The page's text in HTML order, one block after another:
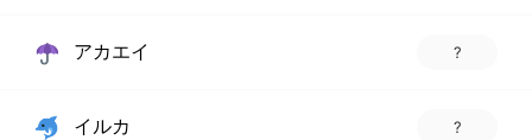
アカエイ ?
イルカ ?